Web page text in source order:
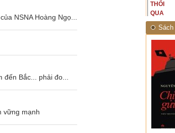
NSNA Hoàng Ngọ...
đến Bắc... phải đo...
vững mạnh
TÁM
THỔI
QUA
RỪNG
NHIỆT
ĐỚI"